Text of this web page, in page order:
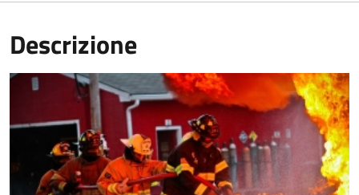
Descrizione